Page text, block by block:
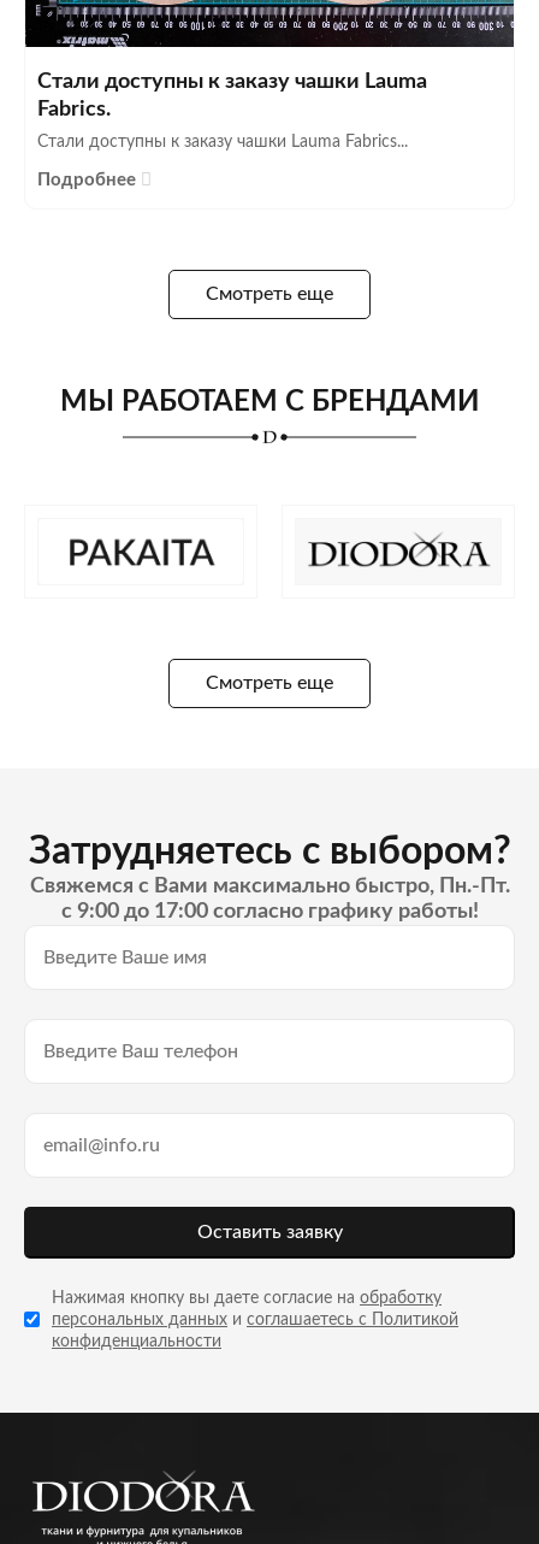
Стали доступны к заказу чашки Lauma
Fabrics.
Стали доступны к заказу чашки Lauma Fabrics...
Подробнее
Смотреть еще
МЫ РАБОТАЕМ С БРЕНДАМИ
Смотреть еще
Затрудняетесь с выбором?
Свяжемся с Вами максимально быстро, Пн.-Пт.
с 9:00 до 17:00 согласно графику работы!
Оставить заявку
Нажимая кнопку вы даете согласие на обработку
персональных данных и соглашаетесь с Политикой
конфиденциальности